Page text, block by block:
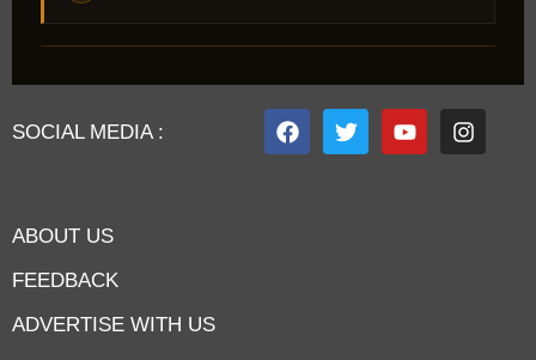
SOCIAL MEDIA :
ABOUT US
FEEDBACK
ADVERTISE WITH US